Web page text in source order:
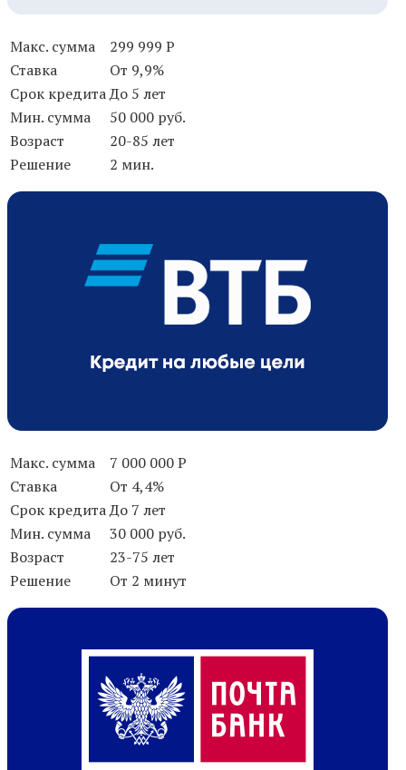
Макс. сумма
299 999 Р
Ставка
От 9,9%
Срок кредитаДо 5 лет
Мин. сумма
50 000 руб.
Возраст
20-85 лет
Решение
2 мин.
Макс. сумма
7 000 000 Р
Ставка
От 4,4%
Срок кредитаДо 7 лет
Мин. сумма
30 000 руб.
Возраст
23-75 лет
Решение
От 2 минут